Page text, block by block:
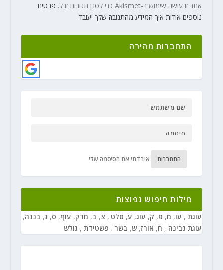
אתר זו עושה שימוש ב-Akismet כדי לסנן תגובות זבל.
פרטים
נוספים אודות איך המידע מהתגובה שלך יעובד.
התחברות מהירה
התחברות איבדתי את הסיסמה שלי
מילות חיפוש נפוצות
עוגת , עו, מ, פ, ק, עוג, ע, סלט , צ, ב, מרק, עוף, ס, ג, בננה,
עוגת גבינה , ח, אורז, ש, בשר , פשטידת , גולש